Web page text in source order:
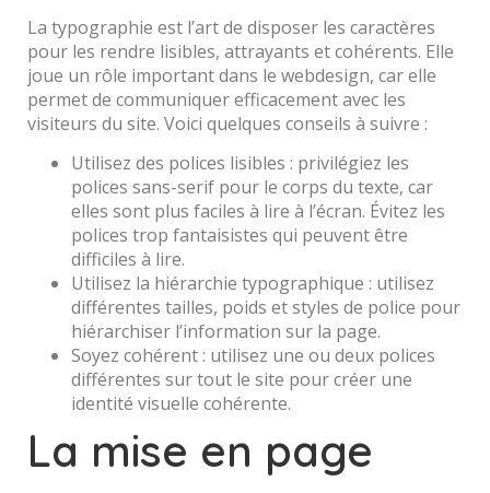
La typographie est l’art de disposer les caractères
pour les rendre lisibles, attrayants et cohérents. Elle
joue un rôle important dans le webdesign, car elle
permet de communiquer efficacement avec les
visiteurs du site. Voici quelques conseils à suivre :
Utilisez des polices lisibles : privilégiez les
polices sans-serif pour le corps du texte, car
elles sont plus faciles à lire à l’écran. Évitez les
polices trop fantaisistes qui peuvent être
difficiles à lire.
Utilisez la hiérarchie typographique : utilisez
différentes tailles, poids et styles de police pour
hiérarchiser l’information sur la page.
Soyez cohérent : utilisez une ou deux polices
différentes sur tout le site pour créer une
identité visuelle cohérente.
La mise en page